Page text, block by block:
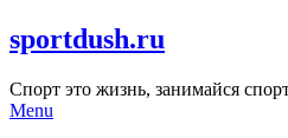
Skip
to
sportdush.ru
Спорт это жизнь, занимайся
Menu